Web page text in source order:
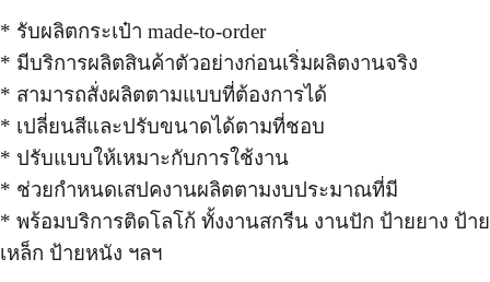
* รับผลิตกระเป๋า made-to-order
* มีบริการผลิตสินค้าตัวอย่างก่อนเริ่มผลิตงานจริง
* สามารถสั่งผลิตตามแบบที่ต้องการได้
* เปลี่ยนสีและปรับขนาดได้ตามที่ชอบ
* ปรับแบบให้เหมาะกับการใช้งาน
* ช่วยกำหนดเสปคงานผลิตตามงบประมาณที่มี
* พร้อมบริการติดโลโก้ ทั้งงานสกรีน งานปัก ป้ายยาง ป้าย
เหล็ก ป้ายหนัง ฯลฯ